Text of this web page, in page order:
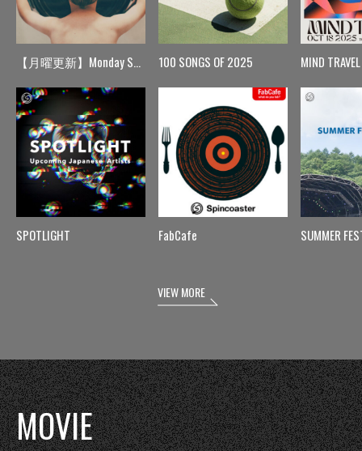
【月曜更新】Monday Spin
SPOTLIGHT
100 SONGS OF 2025
FabCafe
MIND TRAVEL
SUMMER
VIEW MORE
MOVIE